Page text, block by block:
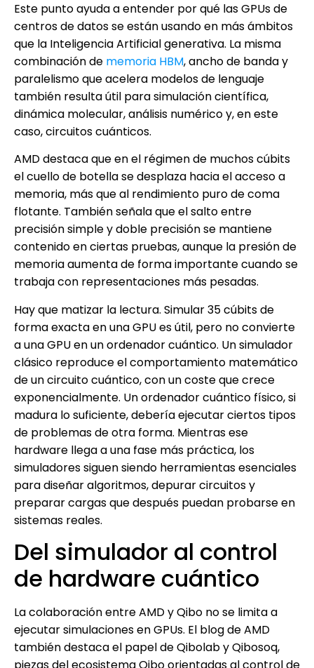
Este punto ayuda a entender por qué las GPUs de
centros de datos se están usando en más ámbitos
que la Inteligencia Artificial generativa. La misma
combinación de memoria HBM, ancho de banda y
paralelismo que acelera modelos de lenguaje
también resulta útil para simulación científica,
dinámica molecular, análisis numérico y, en este
caso, circuitos cuánticos.
AMD destaca que en el régimen de muchos cúbits
el cuello de botella se desplaza hacia el acceso a
memoria, más que al rendimiento puro de coma
flotante. También señala que el salto entre
precisión simple y doble precisión se mantiene
contenido en ciertas pruebas, aunque la presión de
memoria aumenta de forma importante cuando se
trabaja con representaciones más pesadas.
Hay que matizar la lectura. Simular 35 cúbits de
forma exacta en una GPU es útil, pero no convierte
a una GPU en un ordenador cuántico. Un simulador
clásico reproduce el comportamiento matemático
de un circuito cuántico, con un coste que crece
exponencialmente. Un ordenador cuántico físico, si
madura lo suficiente, debería ejecutar ciertos tipos
de problemas de otra forma. Mientras ese
hardware llega a una fase más práctica, los
simuladores siguen siendo herramientas esenciales
para diseñar algoritmos, depurar circuitos y
preparar cargas que después puedan probarse en
sistemas reales.
Del simulador al control
de hardware cuántico
La colaboración entre AMD y Qibo no se limita a
ejecutar simulaciones en GPUs. El blog de AMD
también destaca el papel de Qibolab y Qibosoq,